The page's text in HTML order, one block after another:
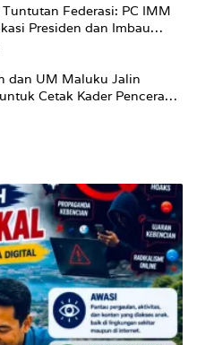
Federasi: PC IMM
Presiden dan Imbau
Merah Putih Di
dan UM Maluku Jalin
Cetak Kader Pencerah
Peradaban dari Kampus”